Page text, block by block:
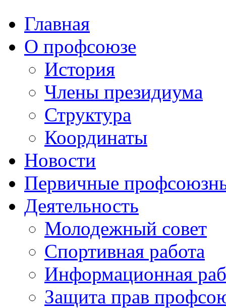
Главная
О профсоюзе
История
Члены президиума
Структура
Координаты
Новости
Первичные
Деятельность
Молодежный совет
Спортивная работа
Информационная
Защита прав